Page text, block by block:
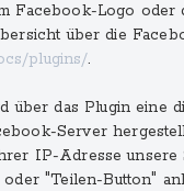
Facebook-Logo oder
über die
plugins/.
über das Plugin eine
Server
IP-Adresse unsere
"Teilen-Button"